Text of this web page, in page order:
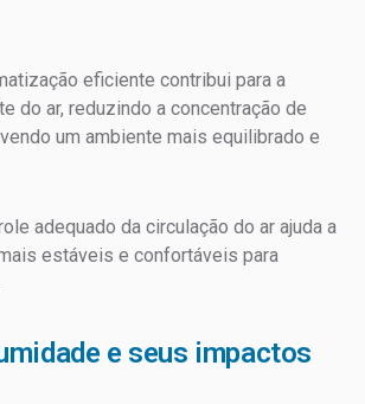
eficiente contribui para a
do ar, reduzindo a concentração de
um ambiente mais equilibrado e
adequado da circulação do ar ajuda a
estáveis e confortáveis para
e seus impactos